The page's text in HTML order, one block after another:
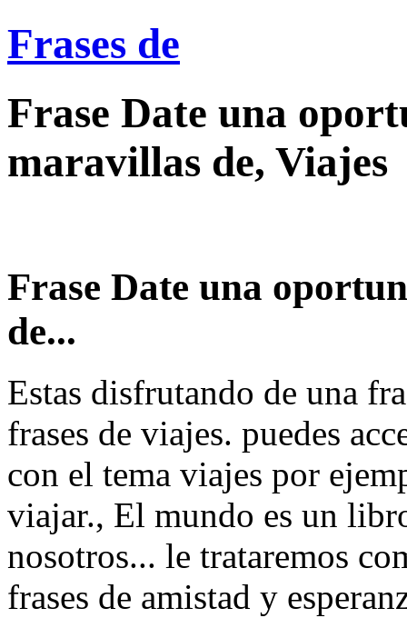
Frases de
Frase Date una
maravillas de, Viajes
Frase Date una
de...
Estas disfrutando de una
frases de viajes. puedes
con el tema viajes por
viajar., El mundo es un
nosotros... le trataremos
frases de amistad y